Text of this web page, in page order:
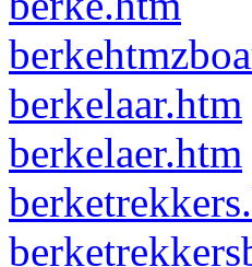
berkelaar.htm
berkelaer.htm